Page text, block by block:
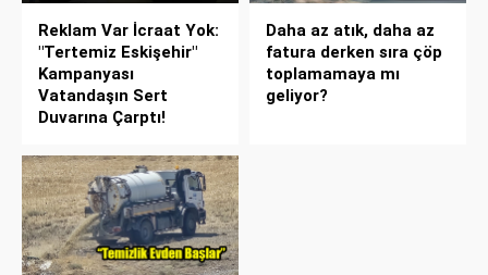
Reklam Var İcraat Yok:
"Tertemiz Eskişehir"
Kampanyası
Vatandaşın Sert
Duvarına Çarptı!
Daha az atık, daha az
fatura derken sıra çöp
toplamamaya mı
geliyor?